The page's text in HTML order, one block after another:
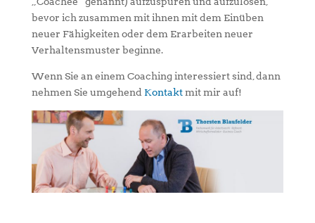
bevor ich zusammen mit ihnen mit dem Einüben
neuer Fähigkeiten oder dem Erarbeiten neuer
Verhaltensmuster beginne.
Wenn Sie an einem Coaching interessiert sind, dann
nehmen Sie umgehend Kontaktmit mir auf!